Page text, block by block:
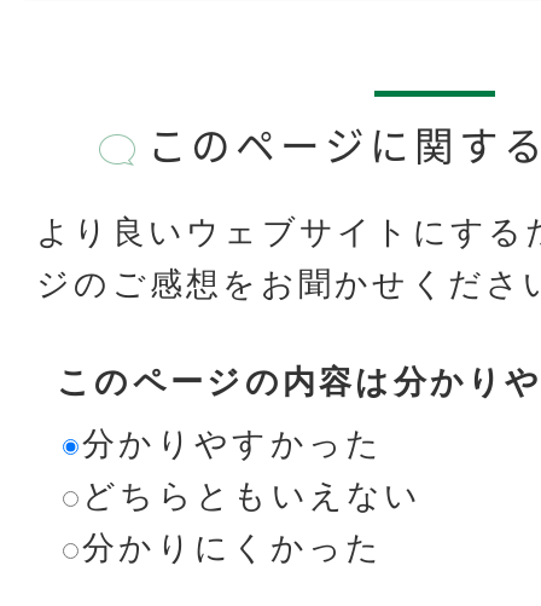
このページに関す
より良いウェブサイトにする
ジのご感想をお聞かせくださ
このページの内容は分かり
分かりやすかった
どちらともいえない
分かりにくかった